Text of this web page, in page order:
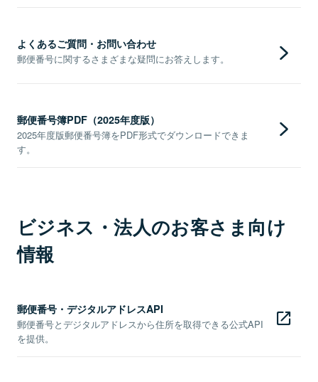
よくあるご質問・お問い合わせ
郵便番号に関するさまざまな疑問にお答えします。
郵便番号簿PDF（2025年度版）
2025年度版郵便番号簿をPDF形式でダウンロードできま
す。
ビジネス・法人のお客さま向け
情報
郵便番号・デジタルアドレスAPI
郵便番号とデジタルアドレスから住所を取得できる公式API
を提供。